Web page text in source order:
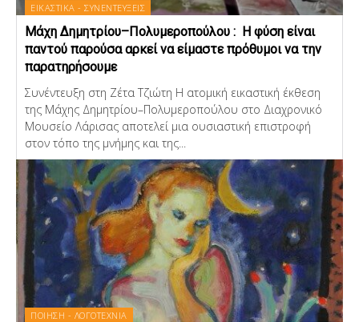
ΕΙΚΑΣΤΙΚΑ - ΣΥΝΕΝΤΕΥΞΕΙΣ
Μάχη Δημητρίου–Πολυμεροπούλου : Η φύση είναι
παντού παρούσα αρκεί να είμαστε πρόθυμοι να την
παρατηρήσουμε
Συνέντευξη στη Ζέτα Τζιώτη Η ατομική εικαστική έκθεση
της Μάχης Δημητρίου–Πολυμεροπούλου στο Διαχρονικό
Μουσείο Λάρισας αποτελεί μια ουσιαστική επιστροφή
στον τόπο της μνήμης και της...
ΠΟΙΗΣΗ - ΛΟΓΟΤΕΧΝΙΑ